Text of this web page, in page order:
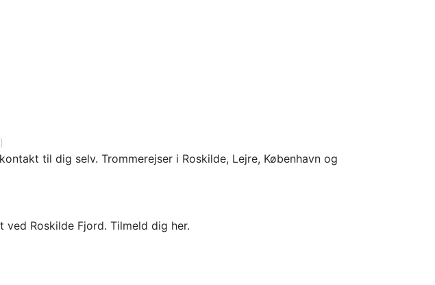
til dig selv. Trommerejser i Roskilde, Lejre, København og
Roskilde Fjord. Tilmeld dig her.